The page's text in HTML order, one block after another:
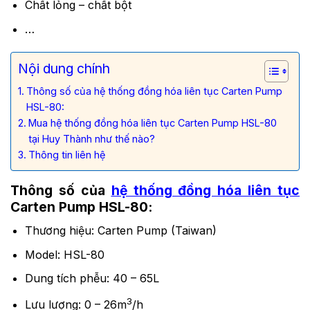
Chất lỏng – chất bột
…
Nội dung chính
Thông số của hệ thống đồng hóa liên tục Carten Pump
HSL-80:
Mua hệ thống đồng hóa liên tục Carten Pump HSL-80
tại Huy Thành như thế nào?
Thông tin liên hệ
Thông số của hệ thống đồng hóa liên tục
Carten Pump HSL-80:
Thương hiệu: Carten Pump (Taiwan)
Model: HSL-80
Dung tích phễu: 40 – 65L
Lưu lượng: 0 – 26m3/h